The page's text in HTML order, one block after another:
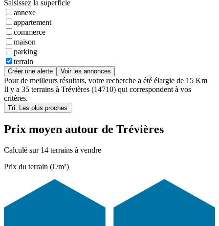
Saisissez la superficie
annexe
appartement
commerce
maison
parking
terrain
Créer une alerte Voir les annonces
Pour de meilleurs résultats, votre recherche a été élargie de 15 Km
Il y a 35 terrains à Trévières (14710) qui correspondent à vos
critères.
Tri: Les plus proches
Prix moyen autour de Trévières
Calculé sur 14 terrains à vendre
Prix du terrain (€/m²)